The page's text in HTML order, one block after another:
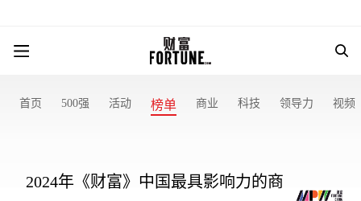
首页 500强 活动 榜单 商业 科技 领导力 视频
2024年《财富》中国最具影响力的商